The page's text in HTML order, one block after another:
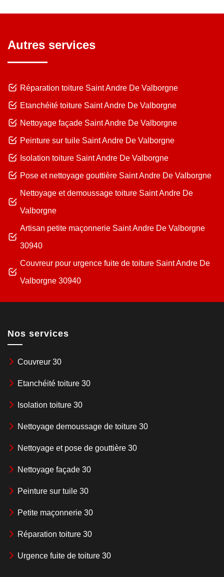
Autres services
Réparation toiture Saint Andre De Valborgne
Etanchéité toiture Saint Andre De Valborgne
Nettoyage façade Saint Andre De Valborgne
Peinture sur tuile Saint Andre De Valborgne
Isolation toiture Saint Andre De Valborgne
Pose et nettoyage gouttière Saint Andre De Valborgne
Nettoyage et demoussage toiture Saint Andre De
Valborgne
Artisan petite maçonnerie Saint Andre De Valborgne
30940
Couvreur pour urgence fuite de toiture Saint Andre De
Valborgne 30940
Nos services
Couvreur 30
Etanchéité toiture 30
Isolation toiture 30
Nettoyage demoussage de toiture 30
Nettoyage et pose de gouttière 30
Nettoyage façade 30
Peinture sur tuile 30
Petite maçonnerie 30
Réparation toiture 30
Urgence fuite de toiture 30